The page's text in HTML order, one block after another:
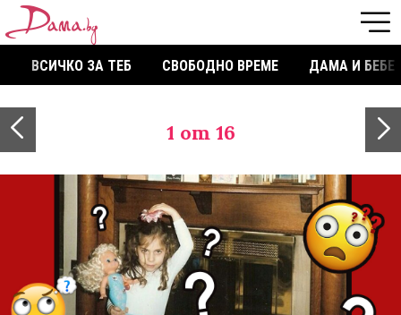
ВСИЧКО ЗА ТЕБ СВОБОДНО ВРЕМЕ ДАМА И БЕБЕ
1 от 16